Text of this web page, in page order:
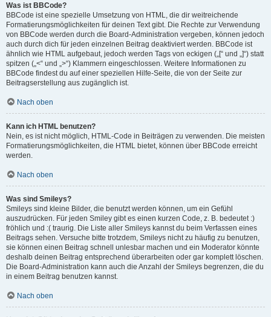
Was ist BBCode?
BBCode ist eine spezielle Umsetzung von HTML, die dir weitreichende
Formatierungsmöglichkeiten für deinen Text gibt. Die Rechte zur Verwendung
von BBCode werden durch die Board-Administration vergeben, können jedoch
auch durch dich für jeden einzelnen Beitrag deaktiviert werden. BBCode ist
ähnlich wie HTML aufgebaut, jedoch werden Tags von eckigen („[“ und „]“) statt
spitzen („<“ und „>“) Klammern eingeschlossen. Weitere Informationen zu
BBCode findest du auf einer speziellen Hilfe-Seite, die von der Seite zur
Beitragserstellung aus zugänglich ist.
Nach oben
Kann ich HTML benutzen?
Nein, es ist nicht möglich, HTML-Code in Beiträgen zu verwenden. Die meisten
Formatierungsmöglichkeiten, die HTML bietet, können über BBCode erreicht
werden.
Nach oben
Was sind Smileys?
Smileys sind kleine Bilder, die benutzt werden können, um ein Gefühl
auszudrücken. Für jeden Smiley gibt es einen kurzen Code, z. B. bedeutet :)
fröhlich und :( traurig. Die Liste aller Smileys kannst du beim Verfassen eines
Beitrags sehen. Versuche bitte trotzdem, Smileys nicht zu häufig zu benutzen,
sie können einen Beitrag schnell unlesbar machen und ein Moderator könnte
deshalb deinen Beitrag entsprechend überarbeiten oder gar komplett löschen.
Die Board-Administration kann auch die Anzahl der Smileys begrenzen, die du
in einem Beitrag benutzen kannst.
Nach oben